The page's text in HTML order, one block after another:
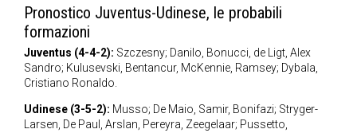
Pronostico Juventus-Udinese, le probabili
formazioni
Juventus (4-4-2): Szczesny; Danilo, Bonucci, de Ligt, Alex
Sandro; Kulusevski, Bentancur, McKennie, Ramsey; Dybala,
Cristiano Ronaldo.
Udinese (3-5-2): Musso; De Maio, Samir, Bonifazi; Stryger-
Larsen, De Paul, Arslan, Pereyra, Zeegelaar; Pussetto,